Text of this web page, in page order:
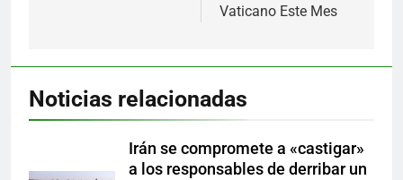
Vaticano Este Mes
Noticias relacionadas
Irán se compromete a «castigar»
a los responsables de derribar un